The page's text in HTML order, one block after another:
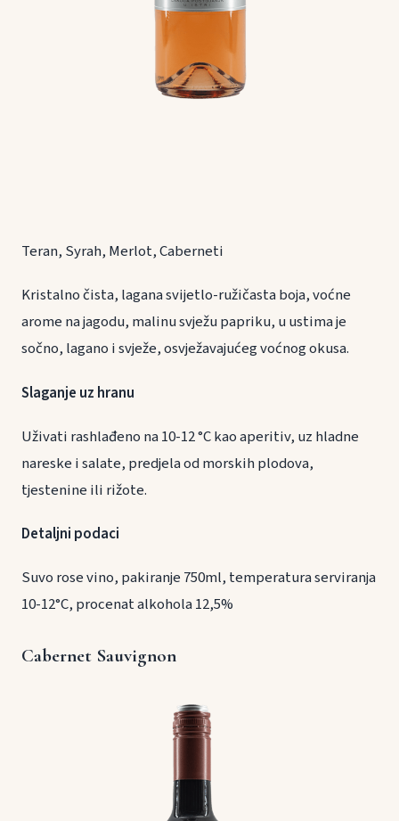
Teran, Syrah, Merlot, Caberneti
Kristalno čista, lagana svijetlo-ružičasta boja, voćne
arome na jagodu, malinu svježu papriku, u ustima je
sočno, lagano i svježe, osvježavajućeg voćnog okusa.
Slaganje uz hranu
Uživati rashlađeno na 10-12 °C kao aperitiv, uz hladne
nareske i salate, predjela od morskih plodova,
tjestenine ili rižote.
Detaljni podaci
Suvo rose vino, pakiranje 750ml, temperatura serviranja
10-12°C, procenat alkohola 12,5%
Cabernet Sauvignon